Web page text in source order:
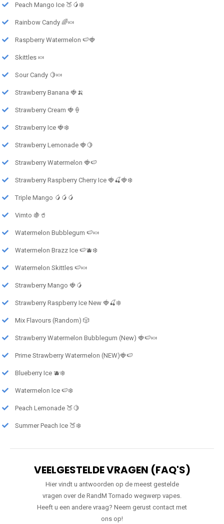
Peach Mango Ice 🍑🥭❄️
Rainbow Candy 🌈🍬
Raspberry Watermelon 🍉🍓
Skittles 🍬
Sour Candy 🍋🍬
Strawberry Banana 🍓🍌
Strawberry Cream 🍓🍦
Strawberry Ice 🍓❄️
Strawberry Lemonade 🍓🍋
Strawberry Watermelon 🍓🍉
Strawberry Raspberry Cherry Ice 🍓🍒🍓❄️
Triple Mango 🥭🥭🥭
Vimto 🍇🥤
Watermelon Bubblegum 🍉🍬
Watermelon Brazz Ice 🍉🫐❄️
Watermelon Skittles 🍉🍬
Strawberry Mango 🍓🥭
Strawberry Raspberry Ice New 🍓🍒❄️
Mix Flavours (Random) 🎲
Strawberry Watermelon Bubblegum (New) 🍓🍉🍬
Prime Strawberry Watermelon (NEW)🍓🍉
Blueberry Ice 🫐❄️
Watermelon Ice 🍉❄️
Peach Lemonade 🍑🍋
Summer Peach Ice 🍑❄️
VEELGESTELDE VRAGEN (FAQ'S)
Hier vindt u antwoorden op de meest gestelde
vragen over de RandM Tornado wegwerp vapes.
Heeft u een andere vraag? Neem gerust contact met
ons op!